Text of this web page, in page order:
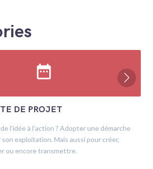
date_range
DE PROJET
l’idée à l’action ? Adopter une démarche
exploitation. Mais aussi pour créer,
ou encore transmettre.